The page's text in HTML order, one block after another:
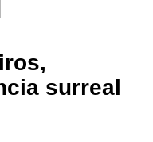
,
surreal